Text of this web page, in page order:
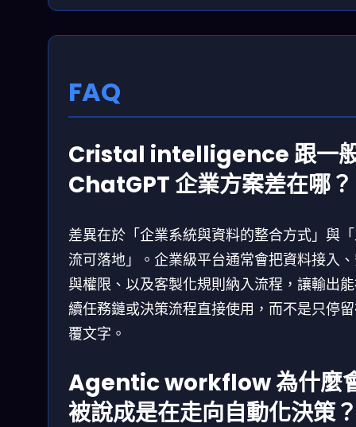
FAQ
Cristal intelligence 跟一
ChatGPT 企業方案差在哪？
差異在於「企業系統與資料的整合方式」與
流可落地」。企業級平台通常會把資料接入
與權限、以及客製化規則納入流程，讓輸出
續任務鏈或決策流程直接使用，而不是只停
覆文字。
Agentic workflow 為什麼
被說成是在走向自動化決策